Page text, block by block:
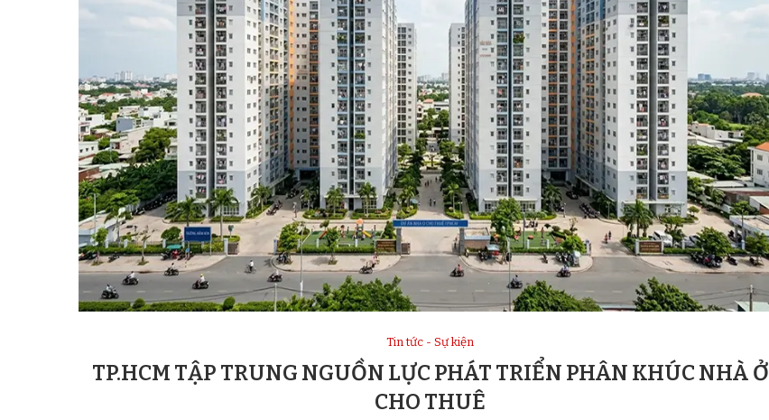
Tin tức - Sự kiện
TP.HCM TẬP TRUNG NGUỒN LỰC PHÁT TRIỂN PHÂN KHÚC NHÀ Ở
CHO THUÊ